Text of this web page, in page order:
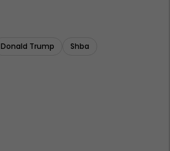
Donald Trump Shba